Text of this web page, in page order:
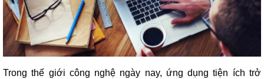
Trong thế giới công nghệ ngày nay, ứng dụng tiện ích trở